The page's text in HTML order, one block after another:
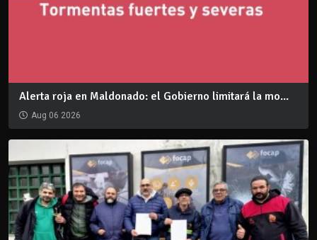
Alerta roja en Maldonado: el Gobierno limitará la mo...
Aug 06 2026